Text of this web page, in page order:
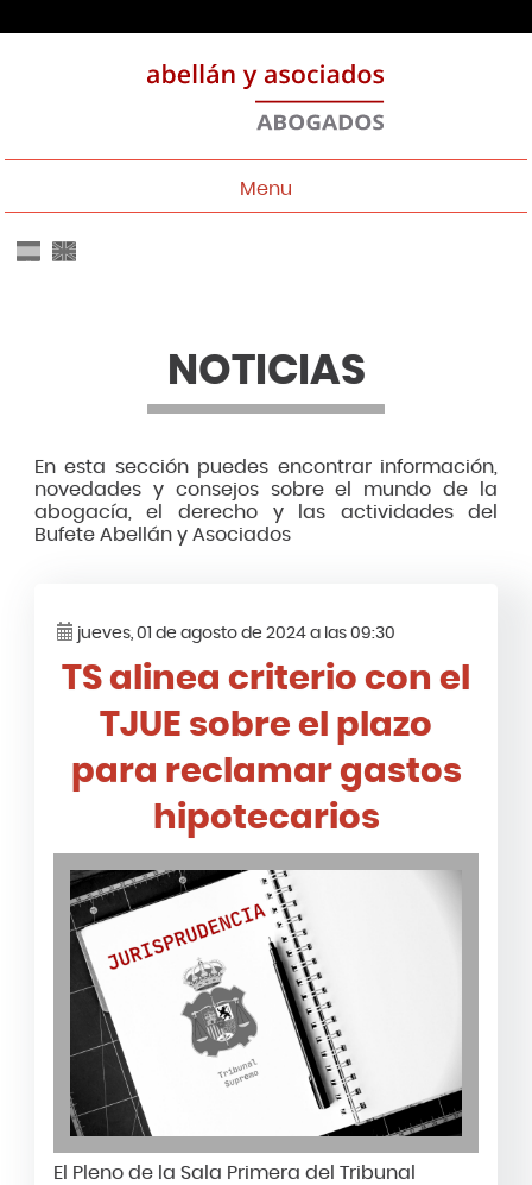
Menu
NOTICIAS
En esta sección puedes encontrar información,
novedades y consejos sobre el mundo de la
abogacía, el derecho y las actividades del
Bufete Abellán y Asociados
jueves, 01 de agosto de 2024 a las 09:30
TS alinea criterio con el
TJUE sobre el plazo
para reclamar gastos
hipotecarios
El Pleno de la Sala Primera del Tribunal